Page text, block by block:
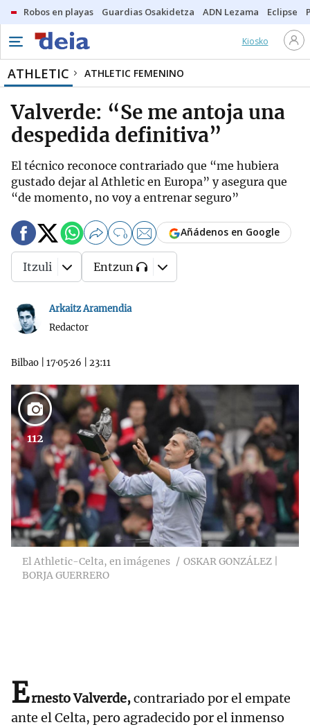
Robos en playas Guardias Osakidetza ADN Lezama Eclipse
Kiosko
ATHLETIC ATHLETIC FEMENINO
Valverde: “Se me antoja una
despedida definitiva”
El técnico reconoce contrariado que “me hubiera
gustado dejar al Athletic en Europa” y asegura que
“de momento, no voy a entrenar seguro”
Arkaitz Aramendia
Redactor
Bilbao 17·05·26 23:11
0 Añádenos en Google
Itzuli Entzun
112
El Athletic-Celta, en imágenes
OSKAR GONZÁLEZ |
BORJA GUERRERO
Ernesto Valverde,contrariado por el empate
ante el Celta, pero agradecido por el inmenso